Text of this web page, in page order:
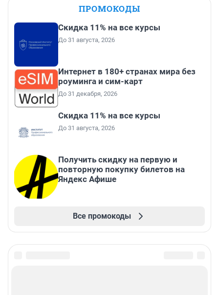
ПРОМОКОДЫ
Скидка 11% на все курсы
До 31 августа, 2026
Интернет в 180+ странах мира без
роуминга и сим-карт
До 31 декабря, 2026
Скидка 11% на все курсы
До 31 августа, 2026
Получить скидку на первую и
повторную покупку билетов на
Яндекс Афише
Все промокоды